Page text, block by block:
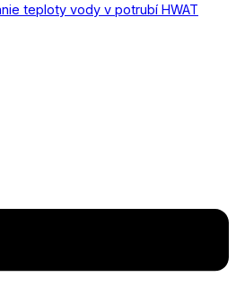
teploty vody v potrubí HWAT